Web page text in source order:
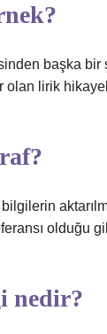
başka bir
olan lirik
olduğu
nedir?